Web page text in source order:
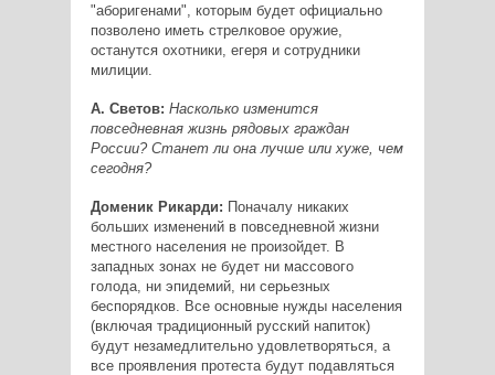
"аборигенами", которым будет официально
позволено иметь стрелковое оружие,
останутся охотники, егеря и сотрудники
милиции.
А. Светов: Насколько изменится
повседневная жизнь рядовых граждан
России? Станет ли она лучше или хуже, чем
сегодня?
Доменик Рикарди: Поначалу никаких
больших изменений в повседневной жизни
местного населения не произойдет. В
западных зонах не будет ни массового
голода, ни эпидемий, ни серьезных
беспорядков. Все основные нужды населения
(включая традиционный русский напиток)
будут незамедлительно удовлетворяться, а
все проявления протеста будут подавляться